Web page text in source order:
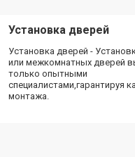
Установка дверей
Установка дверей -
или межкомнатных дверей
только опытными
специалистами,гарантируя
монтажа.